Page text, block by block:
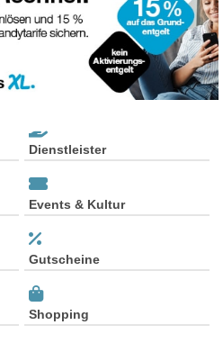
Dienstleister
Events & Kultur
Gutscheine
Shopping